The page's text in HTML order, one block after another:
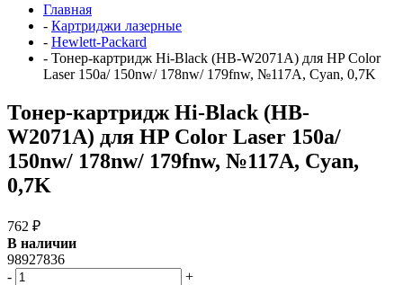
Главная
- Картриджи лазерные
- Hewlett-Packard
- Тонер-картридж Hi-Black (HB-W2071A) для HP Color
Laser 150a/ 150nw/ 178nw/ 179fnw, №117A, Cyan, 0,7K
Тонер-картридж Hi-Black (HB-
W2071A) для HP Color Laser 150a/
150nw/ 178nw/ 179fnw, №117A, Cyan,
0,7K
762 ₽
В наличии
98927836
-
+